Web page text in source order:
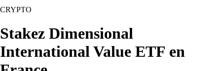
CRYPTO
Stakez Dimensional
International Value ETF en